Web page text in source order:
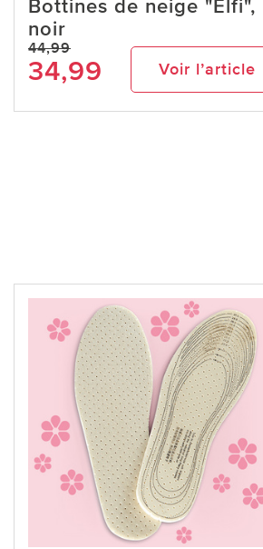
Bottines de neige "Elfi",
noir
44,99
34,99 Voir l’article